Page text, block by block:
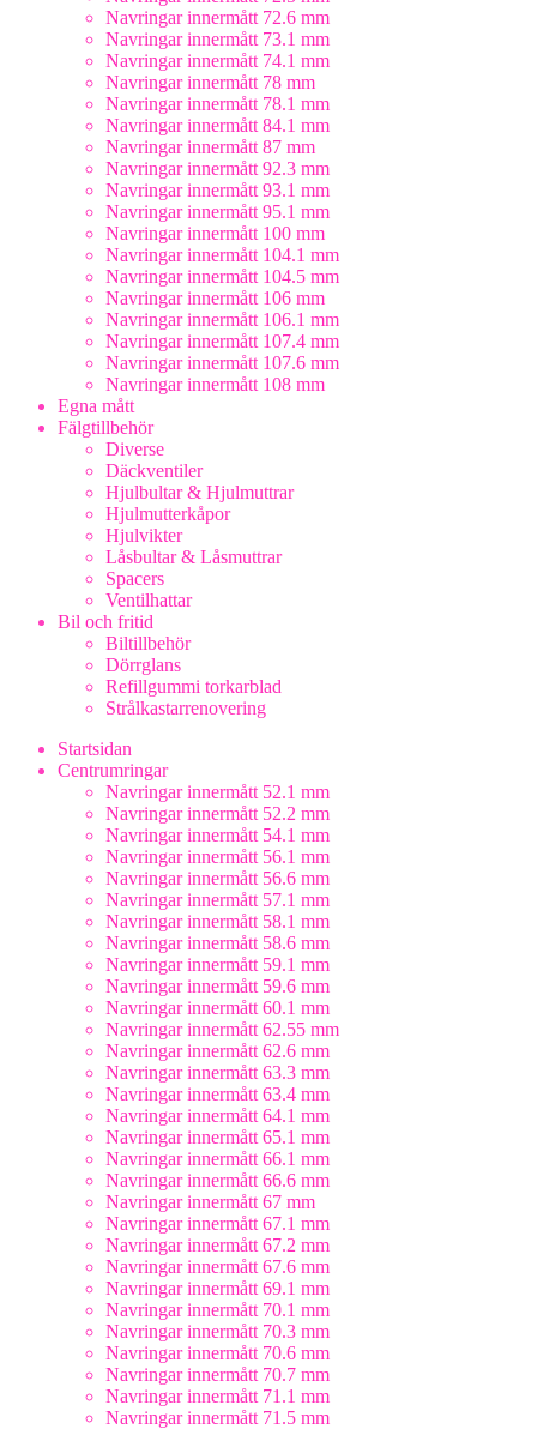
Navringar innermått 72.6 mm
Navringar innermått 73.1 mm
Navringar innermått 74.1 mm
Navringar innermått 78 mm
Navringar innermått 78.1 mm
Navringar innermått 84.1 mm
Navringar innermått 87 mm
Navringar innermått 92.3 mm
Navringar innermått 93.1 mm
Navringar innermått 95.1 mm
Navringar innermått 100 mm
Navringar innermått 104.1 mm
Navringar innermått 104.5 mm
Navringar innermått 106 mm
Navringar innermått 106.1 mm
Navringar innermått 107.4 mm
Navringar innermått 107.6 mm
Navringar innermått 108 mm
Egna mått
Fälgtillbehör
Diverse
Däckventiler
Hjulbultar & Hjulmuttrar
Hjulmutterkåpor
Hjulvikter
Låsbultar & Låsmuttrar
Spacers
Ventilhattar
Bil och fritid
Biltillbehör
Dörrglans
Refillgummi torkarblad
Strålkastarrenovering
Startsidan
Centrumringar
Navringar innermått 52.1 mm
Navringar innermått 52.2 mm
Navringar innermått 54.1 mm
Navringar innermått 56.1 mm
Navringar innermått 56.6 mm
Navringar innermått 57.1 mm
Navringar innermått 58.1 mm
Navringar innermått 58.6 mm
Navringar innermått 59.1 mm
Navringar innermått 59.6 mm
Navringar innermått 60.1 mm
Navringar innermått 62.55 mm
Navringar innermått 62.6 mm
Navringar innermått 63.3 mm
Navringar innermått 63.4 mm
Navringar innermått 64.1 mm
Navringar innermått 65.1 mm
Navringar innermått 66.1 mm
Navringar innermått 66.6 mm
Navringar innermått 67 mm
Navringar innermått 67.1 mm
Navringar innermått 67.2 mm
Navringar innermått 67.6 mm
Navringar innermått 69.1 mm
Navringar innermått 70.1 mm
Navringar innermått 70.3 mm
Navringar innermått 70.6 mm
Navringar innermått 70.7 mm
Navringar innermått 71.1 mm
Navringar innermått 71.5 mm